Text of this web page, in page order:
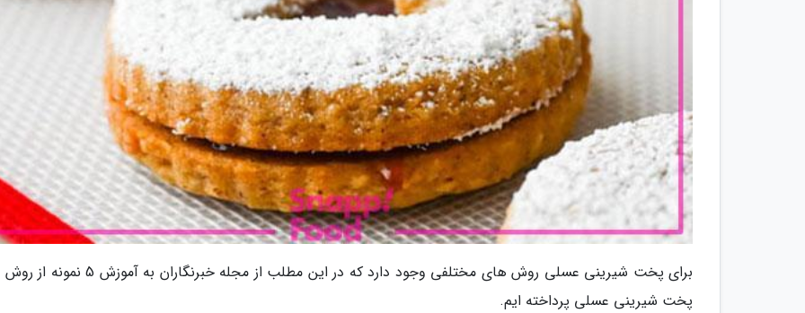
برای پخت شیرینی عسلی روش های مختلفی وجود دارد که در این مطلب از مجله
پخت شیرینی عسلی پرداخته ایم.